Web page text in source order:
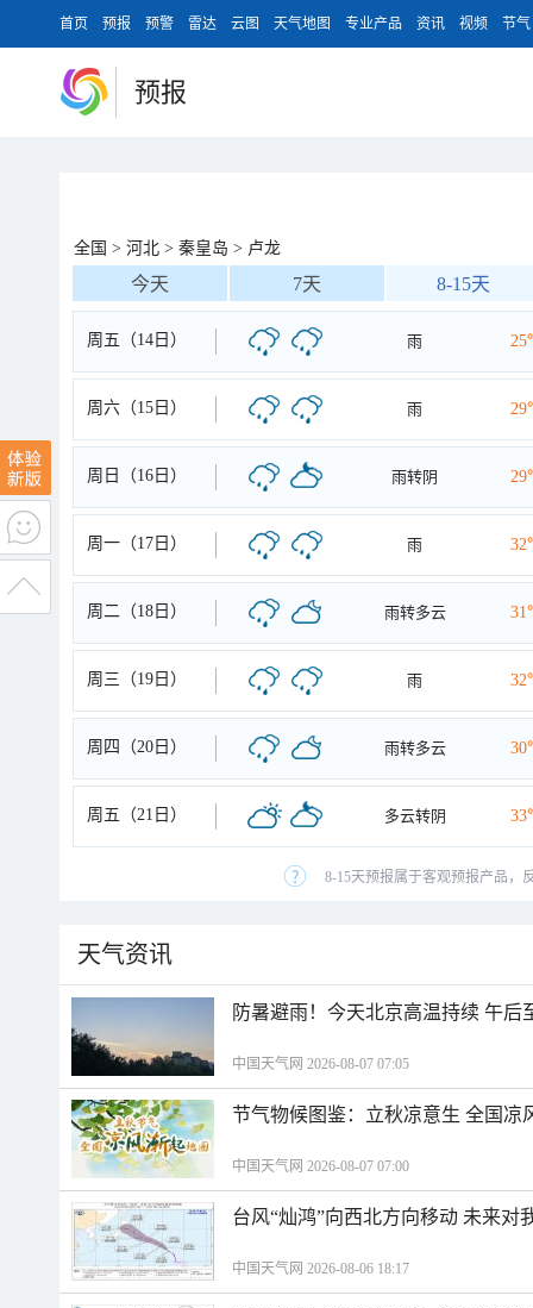
首页 预报 预警 雷达 云图 天气地图 专业产品 资讯 视频 节气
预报
全国 > 河北 > 秦皇岛 > 卢龙
今天 7天 8-15天
周五（14日） 雨
周六（15日） 雨
周日（16日） 雨转阴
周一（17日） 雨
周二（18日） 雨转多云
周三（19日） 雨
周四（20日） 雨转多云
周五（21日） 多云转阴
8-15天预报属于客观预报产品，
天气资讯
防暑避雨！今天北京高温持续 午
中国天气网 2026-08-07 07:05
节气物候图鉴：立秋凉意生 全国凉
中国天气网 2026-08-07 07:00
台风“灿鸿”向西北方向移动 未来对
中国天气网 2026-08-06 18:17